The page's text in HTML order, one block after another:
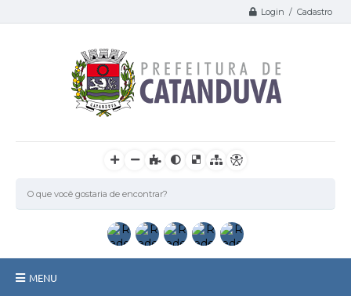
Login / Cadastro
MENU